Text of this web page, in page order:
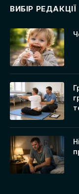
ВИБІР РЕДАКЦІЇ